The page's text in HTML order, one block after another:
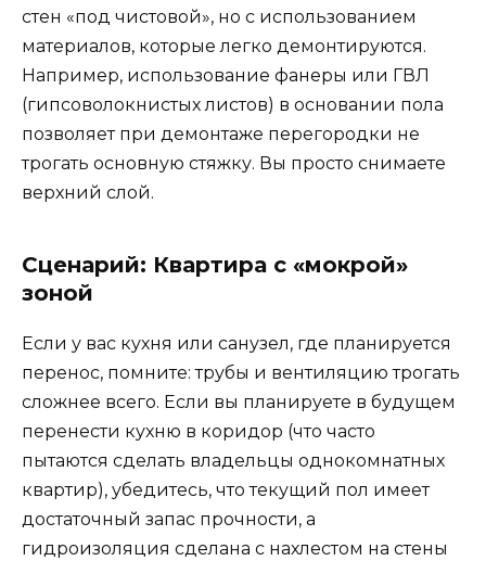
стен «под чистовой», но с использованием
материалов, которые легко демонтируются.
Например, использование фанеры или ГВЛ
(гипсоволокнистых листов) в основании пола
позволяет при демонтаже перегородки не
трогать основную стяжку. Вы просто снимаете
верхний слой.
Сценарий: Квартира с «мокрой»
зоной
Если у вас кухня или санузел, где планируется
перенос, помните: трубы и вентиляцию трогать
сложнее всего. Если вы планируете в будущем
перенести кухню в коридор (что часто
пытаются сделать владельцы однокомнатных
квартир), убедитесь, что текущий пол имеет
достаточный запас прочности, а
гидроизоляция сделана с нахлестом на стены